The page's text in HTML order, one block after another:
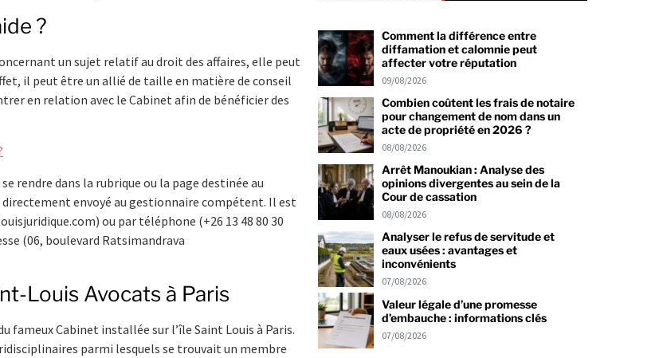
?
un sujet relatif au droit des affaires, elle peut
il peut être un allié de taille en matière de conseil
en relation avec le Cabinet afin de bénéficier des
rendre dans la rubrique ou la page destinée au
envoyé au gestionnaire compétent. Il est
) ou par téléphone (+26 13 48 80 30
(06, boulevard Ratsimandrava
Louis Avocats à Paris
fameux Cabinet installée sur l’île Saint Louis à Paris.
parmi lesquels se trouvait un membre
Comment la différence entre
diffamation et calomnie peut
affecter votre réputation
09/08/2026
Combien coûtent les frais de notaire
pour changement de nom dans un
acte de propriété en 2026 ?
08/08/2026
Arrêt Manoukian : Analyse des
opinions divergentes au sein de la
Cour de cassation
08/08/2026
Analyser le refus de servitude et
eaux usées : avantages et
inconvénients
07/08/2026
Valeur légale d’une promesse
d’embauche : informations clés
07/08/2026